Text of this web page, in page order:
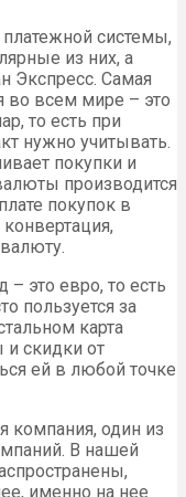
системы,
из них, а
Экспресс. Самая
во всем мире – это
то есть при
нужно учитывать.
покупки и
производится
покупок в
это евро, то есть
пользуется за
карта
скидки от
ей в любой точке
компания, один из
В нашей
именно на нее